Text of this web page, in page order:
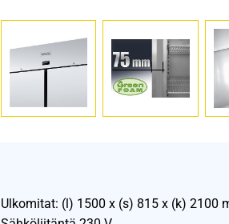
Ulkomitat: (l) 1500 x (s) 815 x (k) 2100